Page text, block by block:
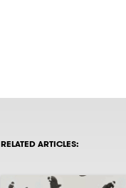
RELATED ARTICLES: